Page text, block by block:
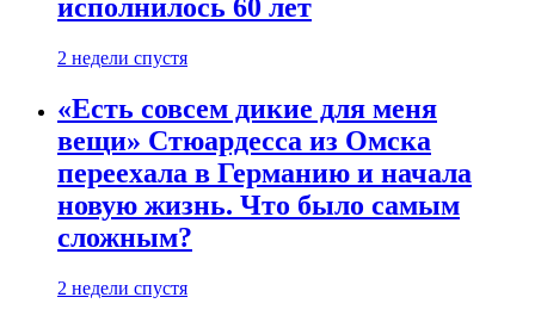
исполнилось 60 лет
2 недели спустя
«Есть совсем дикие для меня
вещи» Стюардесса из Омска
переехала в Германию и начала
новую жизнь. Что было самым
сложным?
2 недели спустя